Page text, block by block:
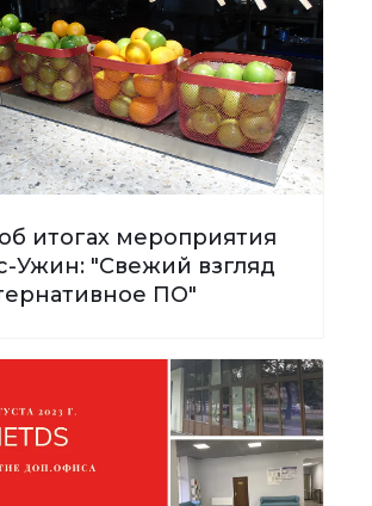
итогах мероприятия
Ужин: "Свежий взгляд
ПО"